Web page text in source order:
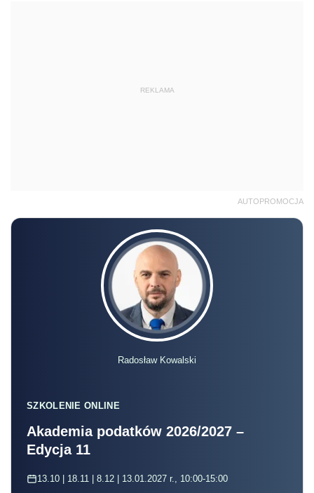
REKLAMA
AUTOPROMOCJA
Radosław Kowalski
SZKOLENIE ONLINE
Akademia podatków 2026/2027 –
Edycja 11
13.10 | 18.11 | 8.12 | 13.01.2027 r., 10:00-15:00